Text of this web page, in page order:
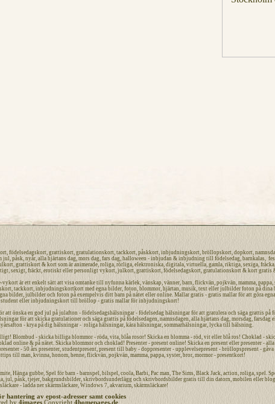
, födelsedagskort, grattiskort, gratulationskort, tackkort, påskkort, inbjudningskort, bröllopskort, dopkort,
jul, påsk, nyår, alla hjärtans dag, mors dag, fars dag, halloween - inbjudan & inbjudning till födelsedag, barnkalas,
, grattiskort& kortsom är animerade, roliga, rörliga, elektroniska, digitala, virtuella, gamla, riktiga, sexiga, fräcka,
, sexigt, fräckt, erotiskteller personligt vykort, julkort, grattiskort, födelsedagskort, gratulationskort& kort gratis
vykortär ett enkelt sätt att visa omtanke till nyfunna kärlek, vänskap, vänner, barn, flickvän, pojkvän, mamma, pappa,
, tackkort, inbjudningskortkort med egna bilder, foton, blommor, hjärtan, musik, text eller julbilder foton på dina
bilder, julbilder och foton på exempelvis ditt barn på nätet eller online. Mallar gratis - gratis mallar för att göra egna
student ellerinbjudningskort till bröllop - gratis mallar för inbjudningskort!
att önska engod jul på julafton - födelsedagshälsningar - födelsedag hälsningar för att gratulera och säga grattis på
för att skicka gratulationer och säga grattis påfödelsedagen, namnsdagen, alla hjärtans dag, morsdag, farsdag
- krya på dig hälsningar - roliga hälsningar, kära hälsningar, sommarhälsningar, lycka till hälsning.
Blombud - skicka billiga blommor - röda, vita, blåa rosor! Skicka en blomma - röd, vit eller blå ros! Choklad -
online & på nätet. Skicka blommor och choklad! Presenter - present online! Skicka en present eller presenter -
- 50 års presenter, studentpresent, present till baby - doppresenter - upplevelsepresent - bröllopspresent -
till man, kvinna, honom, henne, flickvän, pojkvän, mamma, pappa, syster, bror, mormor - presentkort!
Hänga gubbe, Spel för barn - barnspel, bilspel, coola, Barbi, Pac man, The Sims, Black Jack, action, roliga, spel.
jul, påsk, tjejer, bakgrundsbilder, skrivbordsunderlägg och skrivbordsbilder gratis till din datorn, mobilen eller
- ladda ner skärmsläckare, Windows 7, akvarium, skärmsläckare!
hantering av epost-adresser samt cookies
by 4images Copyright 4homepages.de